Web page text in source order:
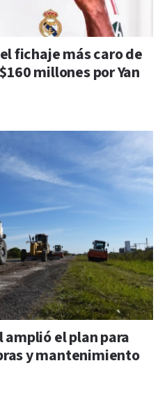
fichaje más caro de
millones por Yan
amplió el plan para
y mantenimiento